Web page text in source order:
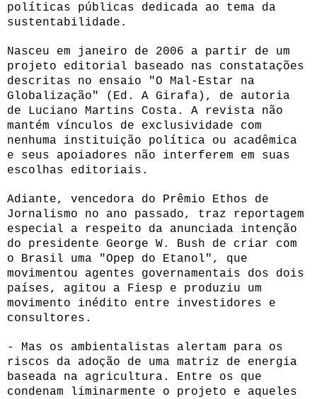
políticas públicas dedicada ao tema da
sustentabilidade.
Nasceu em janeiro de 2006 a partir de um
projeto editorial baseado nas constatações
descritas no ensaio "O Mal-Estar na
Globalização" (Ed. A Girafa), de autoria
de Luciano Martins Costa. A revista não
mantém vínculos de exclusividade com
nenhuma instituição política ou acadêmica
e seus apoiadores não interferem em suas
escolhas editoriais.
Adiante, vencedora do Prêmio Ethos de
Jornalismo no ano passado, traz reportagem
especial a respeito da anunciada intenção
do presidente George W. Bush de criar com
o Brasil uma "Opep do Etanol", que
movimentou agentes governamentais dos dois
países, agitou a Fiesp e produziu um
movimento inédito entre investidores e
consultores.
- Mas os ambientalistas alertam para os
riscos da adoção de uma matriz de energia
baseada na agricultura. Entre os que
condenam liminarmente o projeto e aqueles